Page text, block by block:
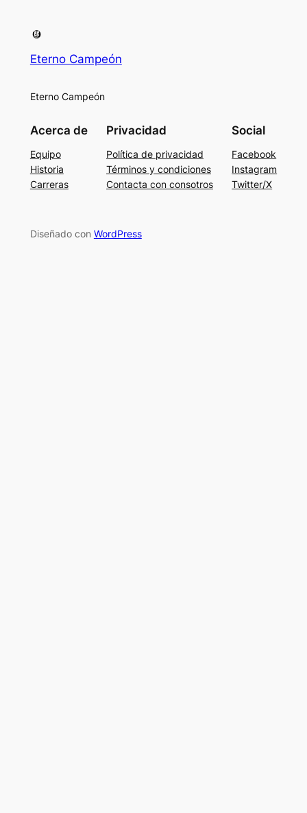
Eterno Campeón
Eterno Campeón
Acerca de
Equipo
Historia
Carreras
Privacidad
Política de privacidad
Términos y condiciones
Contacta con consotros
Social
Facebook
Instagram
Twitter/X
Diseñado con WordPress